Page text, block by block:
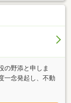
野添と申しま
一念発起し、不動
しっかりとおうか